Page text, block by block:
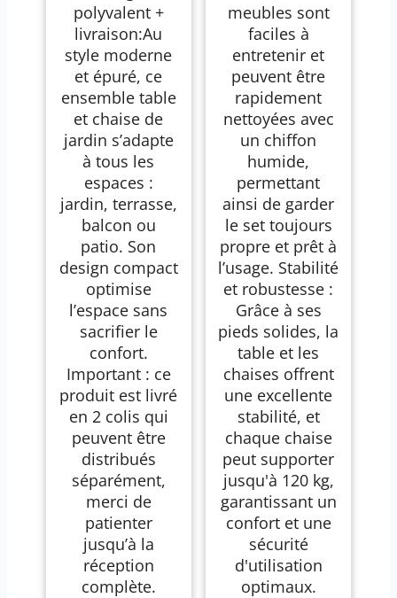
polyvalent +
livraison:Au
style moderne
et épuré, ce
ensemble table
et chaise de
jardin s’adapte
à tous les
espaces :
jardin, terrasse,
balcon ou
patio. Son
design compact
optimise
l’espace sans
sacrifier le
confort.
Important : ce
produit est livré
en 2 colis qui
peuvent être
distribués
séparément,
merci de
patienter
jusqu’à la
réception
complète.
meubles sont
faciles à
entretenir et
peuvent être
rapidement
nettoyées avec
un chiffon
humide,
permettant
ainsi de garder
le set toujours
propre et prêt à
l’usage. Stabilité
et robustesse :
Grâce à ses
pieds solides, la
table et les
chaises offrent
une excellente
stabilité, et
chaque chaise
peut supporter
jusqu'à 120 kg,
garantissant un
confort et une
sécurité
d'utilisation
optimaux.